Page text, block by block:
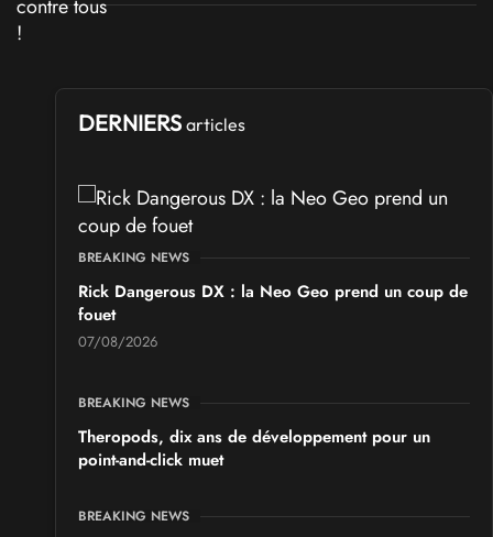
DERNIERS articles
BREAKING NEWS
Rick Dangerous DX : la Neo Geo prend un coup de
fouet
07/08/2026
BREAKING NEWS
Theropods, dix ans de développement pour un
point-and-click muet
BREAKING NEWS